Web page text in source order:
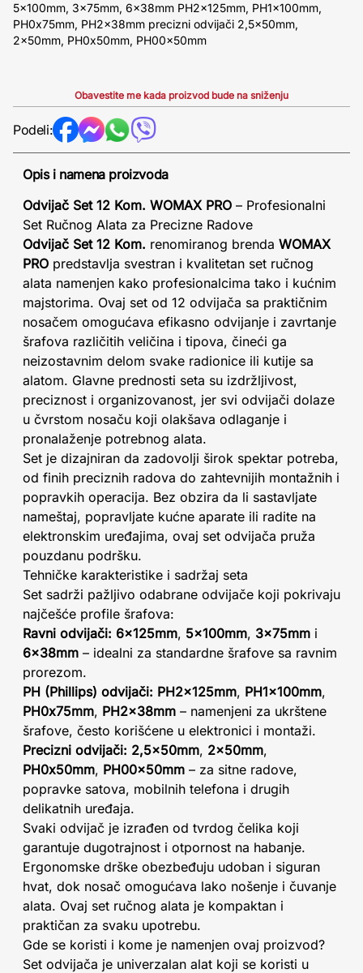
5x100mm, 3x75mm, 6x38mm PH2x125mm, PH1x100mm,
PH0x75mm, PH2x38mm precizni odvijači 2,5x50mm,
2x50mm, PH0x50mm, PH00x50mm
Obavestite me kada proizvod bude na sniženju
Podeli:
Opis i namena proizvoda
Odvijač Set 12 Kom. WOMAX PRO – Profesionalni
Set Ručnog Alata za Precizne Radove
Odvijač Set 12 Kom. renomiranog brenda WOMAX
PRO predstavlja svestran i kvalitetan set ručnog
alata namenjen kako profesionalcima tako i kućnim
majstorima. Ovaj set od 12 odvijača sa praktičnim
nosačem omogućava efikasno odvijanje i zavrtanje
šrafova različitih veličina i tipova, čineći ga
neizostavnim delom svake radionice ili kutije sa
alatom. Glavne prednosti seta su izdržljivost,
preciznost i organizovanost, jer svi odvijači dolaze
u čvrstom nosaču koji olakšava odlaganje i
pronalaženje potrebnog alata.
Set je dizajniran da zadovolji širok spektar potreba,
od finih preciznih radova do zahtevnijih montažnih i
popravkih operacija. Bez obzira da li sastavljate
nameštaj, popravljate kućne aparate ili radite na
elektronskim uređajima, ovaj set odvijača pruža
pouzdanu podršku.
Tehničke karakteristike i sadržaj seta
Set sadrži pažljivo odabrane odvijače koji pokrivaju
najčešće profile šrafova:
Ravni odvijači: 6x125mm, 5x100mm, 3x75mm i
6x38mm – idealni za standardne šrafove sa ravnim
prorezom.
PH (Phillips) odvijači: PH2x125mm, PH1x100mm,
PH0x75mm, PH2x38mm – namenjeni za ukrštene
šrafove, često korišćene u elektronici i montaži.
Precizni odvijači: 2,5x50mm, 2x50mm,
PH0x50mm, PH00x50mm – za sitne radove,
popravke satova, mobilnih telefona i drugih
delikatnih uređaja.
Svaki odvijač je izrađen od tvrdog čelika koji
garantuje dugotrajnost i otpornost na habanje.
Ergonomske drške obezbeđuju udoban i siguran
hvat, dok nosač omogućava lako nošenje i čuvanje
alata. Ovaj set ručnog alata je kompaktan i
praktičan za svaku upotrebu.
Gde se koristi i kome je namenjen ovaj proizvod?
Set odvijača je univerzalan alat koji se koristi u